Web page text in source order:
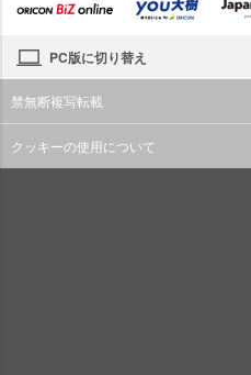
PC版に切り替え
禁無断複写転載
クッキーの使用について